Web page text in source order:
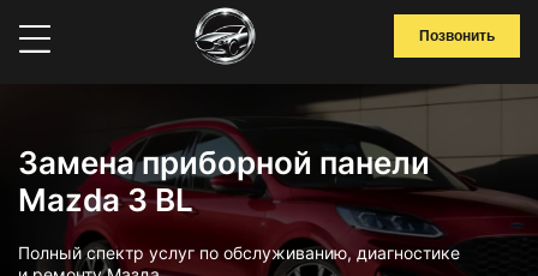
Позвонить
Замена приборной панели
Mazda 3 BL
Полный спектр услуг по обслуживанию, диагностике